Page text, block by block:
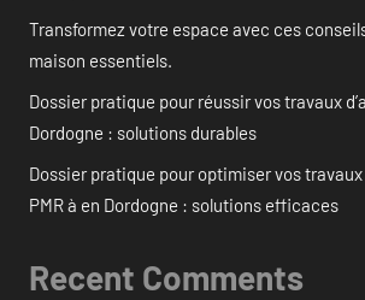
Transformez votre espace avec ces
maison essentiels.
Dossier pratique pour réussir vos travaux
Dordogne : solutions durables
Dossier pratique pour optimiser vos travaux
PMR à en Dordogne : solutions efficaces
Recent Comments